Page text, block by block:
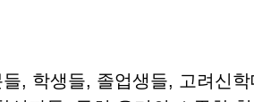
, 학생들, 졸업생들, 고려신학